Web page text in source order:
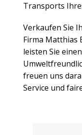
Transports
Verkaufen Sie
Firma Matthias
leisten Sie
freuen uns
Service und